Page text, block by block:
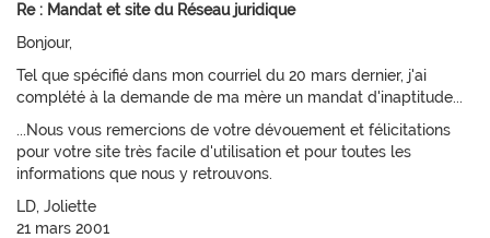
Re : Mandat et site du Réseau juridique
Bonjour,
Tel que spécifié dans mon courriel du 20 mars dernier, j'ai
complété à la demande de ma mère un mandat d'inaptitude...
...Nous vous remercions de votre dévouement et félicitations
pour votre site très facile d'utilisation et pour toutes les
informations que nous y retrouvons.
LD, Joliette
21 mars 2001